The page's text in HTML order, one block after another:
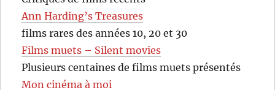
Ann Harding’s Treasures
films rares des années 10, 20 et 30
Films muets – Silent movies
Plusieurs centaines de films muets présentés
Mon cinéma à moi